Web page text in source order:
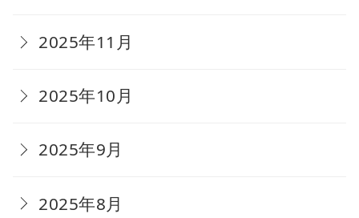
2025年11月
2025年10月
2025年9月
2025年8月